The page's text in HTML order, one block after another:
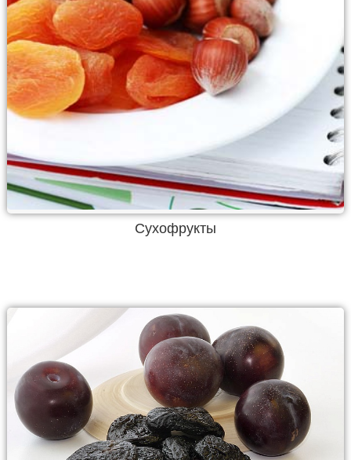
Сухофрукты